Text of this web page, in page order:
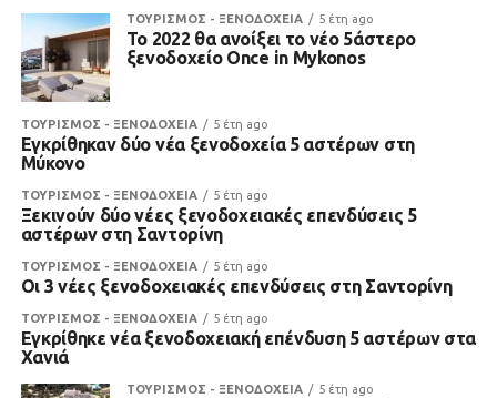
ΤΟΥΡΙΣΜΟΣ - ΞΕΝΟΔΟΧΕΙΑ 5 έτη ago
To 2022 θα ανοίξει το νέο 5άστερο
ξενοδοχείο Once in Mykonos
ΤΟΥΡΙΣΜΟΣ - ΞΕΝΟΔΟΧΕΙΑ 5 έτη ago
Εγκρίθηκαν δύο νέα ξενοδοχεία 5 αστέρων στη
Μύκονο
ΤΟΥΡΙΣΜΟΣ - ΞΕΝΟΔΟΧΕΙΑ 5 έτη ago
Ξεκινούν δύο νέες ξενοδοχειακές επενδύσεις 5
αστέρων στη Σαντορίνη
ΤΟΥΡΙΣΜΟΣ - ΞΕΝΟΔΟΧΕΙΑ 5 έτη ago
Οι 3 νέες ξενοδοχειακές επενδύσεις στη Σαντορίνη
ΤΟΥΡΙΣΜΟΣ - ΞΕΝΟΔΟΧΕΙΑ 5 έτη ago
Εγκρίθηκε νέα ξενοδοχειακή επένδυση 5 αστέρων στα
Χανιά
ΤΟΥΡΙΣΜΟΣ - ΞΕΝΟΔΟΧΕΙΑ 5 έτη ago